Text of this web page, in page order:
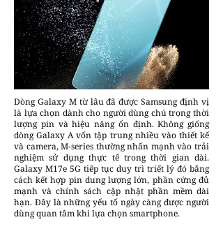
Dòng Galaxy M từ lâu đã được Samsung định vị
là lựa chọn dành cho người dùng chú trọng thời
lượng pin và hiệu năng ổn định. Không giống
dòng Galaxy A vốn tập trung nhiều vào thiết kế
và camera, M-series thường nhấn mạnh vào trải
nghiệm sử dụng thực tế trong thời gian dài.
Galaxy M17e 5G tiếp tục duy trì triết lý đó bằng
cách kết hợp pin dung lượng lớn, phần cứng đủ
mạnh và chính sách cập nhật phần mềm dài
hạn. Đây là những yếu tố ngày càng được người
dùng quan tâm khi lựa chọn smartphone.